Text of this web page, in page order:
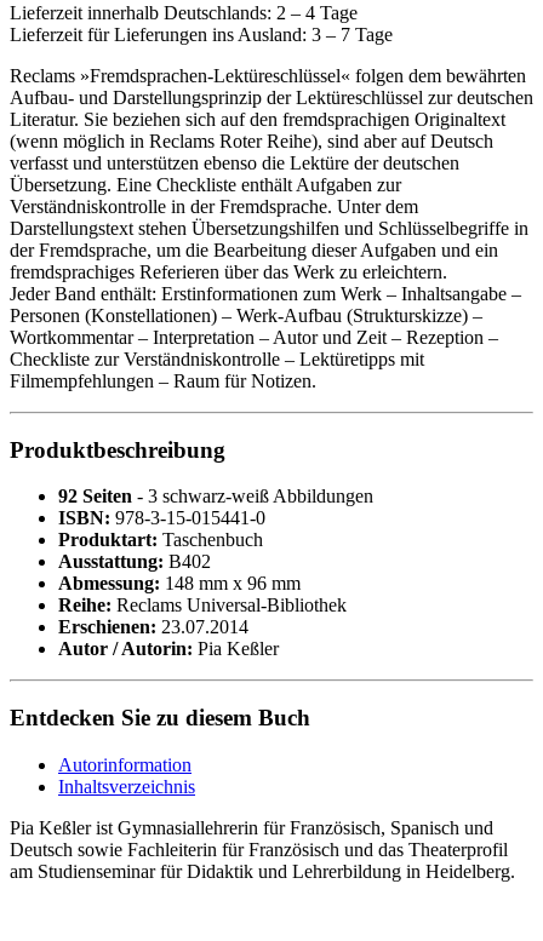
Lieferzeit innerhalb Deutschlands: 2 – 4 Tage
Lieferzeit für Lieferungen ins Ausland: 3 – 7 Tage
Reclams »Fremdsprachen-Lektüreschlüssel« folgen dem bewährten
Aufbau- und Darstellungsprinzip der Lektüreschlüssel zur deutschen
Literatur. Sie beziehen sich auf den fremdsprachigen Originaltext
(wenn möglich in Reclams Roter Reihe), sind aber auf Deutsch
verfasst und unterstützen ebenso die Lektüre der deutschen
Übersetzung. Eine Checkliste enthält Aufgaben zur
Verständniskontrolle in der Fremdsprache. Unter dem
Darstellungstext stehen Übersetzungshilfen und Schlüsselbegriffe in
der Fremdsprache, um die Bearbeitung dieser Aufgaben und ein
fremdsprachiges Referieren über das Werk zu erleichtern.
Jeder Band enthält: Erstinformationen zum Werk – Inhaltsangabe –
Personen (Konstellationen) – Werk-Aufbau (Strukturskizze) –
Wortkommentar – Interpretation – Autor und Zeit – Rezeption –
Checkliste zur Verständniskontrolle – Lektüretipps mit
Filmempfehlungen – Raum für Notizen.
Produktbeschreibung
92 Seiten - 3 schwarz-weiß Abbildungen
ISBN: 978-3-15-015441-0
Produktart: Taschenbuch
Ausstattung: B402
Abmessung: 148 mm x 96 mm
Reihe: Reclams Universal-Bibliothek
Erschienen: 23.07.2014
Autor / Autorin: Pia Keßler
Entdecken Sie zu diesem Buch
Autorinformation
Inhaltsverzeichnis
Pia Keßler ist Gymnasiallehrerin für Französisch, Spanisch und
Deutsch sowie Fachleiterin für Französisch und das Theaterprofil
am Studienseminar für Didaktik und Lehrerbildung in Heidelberg.